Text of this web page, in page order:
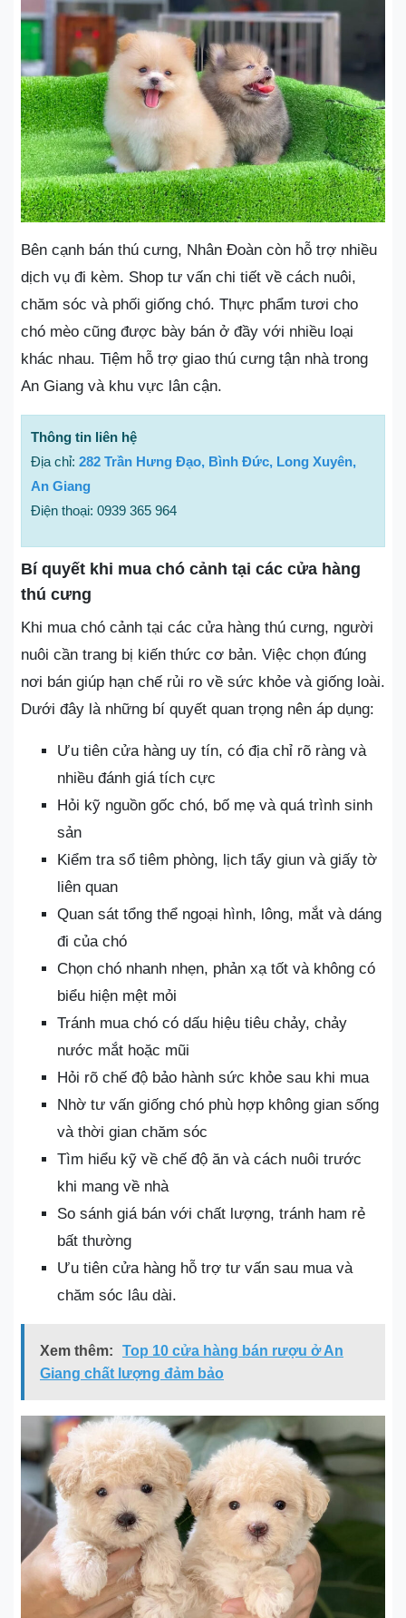
Bên cạnh bán thú cưng, Nhân Đoàn còn hỗ trợ nhiều
dịch vụ đi kèm. Shop tư vấn chi tiết về cách nuôi,
chăm sóc và phối giống chó. Thực phẩm tươi cho
chó mèo cũng được bày bán ở đầy với nhiều loại
khác nhau. Tiệm hỗ trợ giao thú cưng tận nhà trong
An Giang và khu vực lân cận.
Thông tin liên hệ
Địa chỉ: 282 Trần Hưng Đạo, Bình Đức, Long Xuyên,
An Giang
Điện thoại: 0939 365 964
Bí quyết khi mua chó cảnh tại các cửa hàng
thú cưng
Khi mua chó cảnh tại các cửa hàng thú cưng, người
nuôi cần trang bị kiến thức cơ bản. Việc chọn đúng
nơi bán giúp hạn chế rủi ro về sức khỏe và giống loài.
Dưới đây là những bí quyết quan trọng nên áp dụng:
Ưu tiên cửa hàng uy tín, có địa chỉ rõ ràng và
nhiều đánh giá tích cực
Hỏi kỹ nguồn gốc chó, bố mẹ và quá trình sinh
sản
Kiểm tra sổ tiêm phòng, lịch tẩy giun và giấy tờ
liên quan
Quan sát tổng thể ngoại hình, lông, mắt và dáng
đi của chó
Chọn chó nhanh nhẹn, phản xạ tốt và không có
biểu hiện mệt mỏi
Tránh mua chó có dấu hiệu tiêu chảy, chảy
nước mắt hoặc mũi
Hỏi rõ chế độ bảo hành sức khỏe sau khi mua
Nhờ tư vấn giống chó phù hợp không gian sống
và thời gian chăm sóc
Tìm hiểu kỹ về chế độ ăn và cách nuôi trước
khi mang về nhà
So sánh giá bán với chất lượng, tránh ham rẻ
bất thường
Ưu tiên cửa hàng hỗ trợ tư vấn sau mua và
chăm sóc lâu dài.
Xem thêm:
Top 10 cửa hàng bán rượu ở An
Giang chất lượng đảm bảo